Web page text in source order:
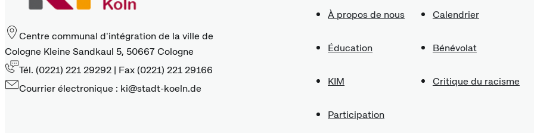
Centre communal d'intégration de la ville de
Cologne Kleine Sandkaul 5, 50667 Cologne
Tél. (0221) 221 29292 | Fax (0221) 221 29166
Courrier électronique : ki@stadt-koeln.de
À propos de nous Calendrier
Éducation Bénévolat
KIM Critique du racisme
Participation